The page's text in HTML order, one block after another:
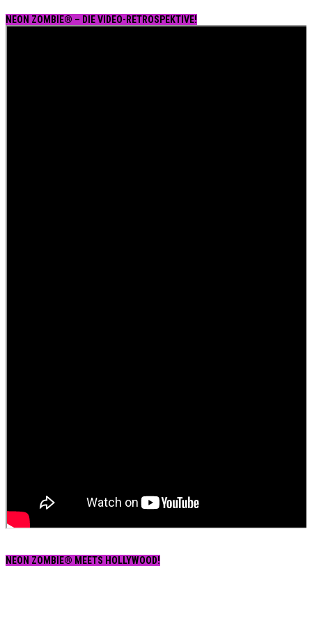
NEON ZOMBIE® – DIE VIDEO-RETROSPEKTIVE!
NEON ZOMBIE® MEETS HOLLYWOOD!